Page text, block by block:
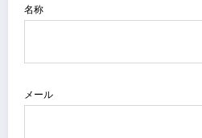
名称
メール